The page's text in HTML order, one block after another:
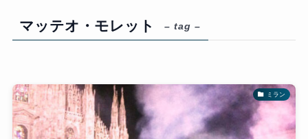
マッテオ・モレット – tag –
ミラン